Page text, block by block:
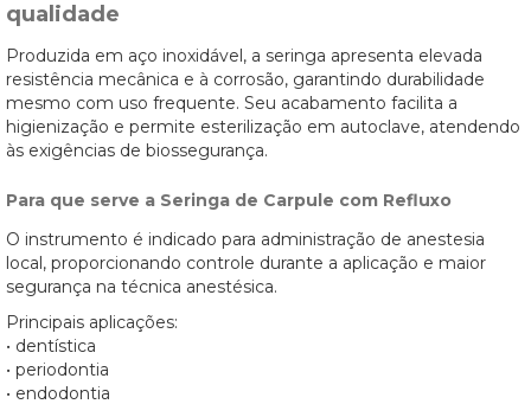
qualidade
Produzida em aço inoxidável, a seringa apresenta elevada
resistência mecânica e à corrosão, garantindo durabilidade
mesmo com uso frequente. Seu acabamento facilita a
higienização e permite esterilização em autoclave, atendendo
às exigências de biossegurança.
Para que serve a Seringa de Carpule com Refluxo
O instrumento é indicado para administração de anestesia
local, proporcionando controle durante a aplicação e maior
segurança na técnica anestésica.
Principais aplicações:
• dentística
• periodontia
• endodontia